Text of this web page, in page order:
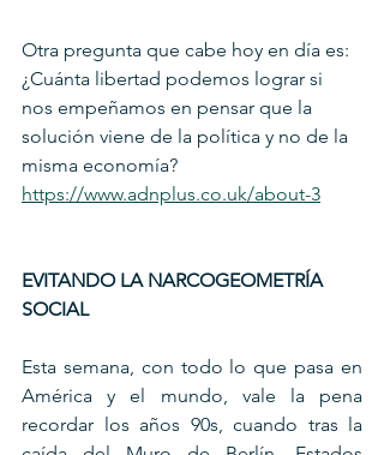
Otra pregunta que cabe hoy en día es:
¿Cuánta libertad podemos lograr si
nos empeñamos en pensar que la
solución viene de la política y no de la
misma economía?
https://www.adnplus.co.uk/about-3
EVITANDO LA NARCOGEOMETRÍA
SOCIAL
Esta semana, con todo lo que pasa en
América y el mundo, vale la pena
recordar los años 90s, cuando tras la